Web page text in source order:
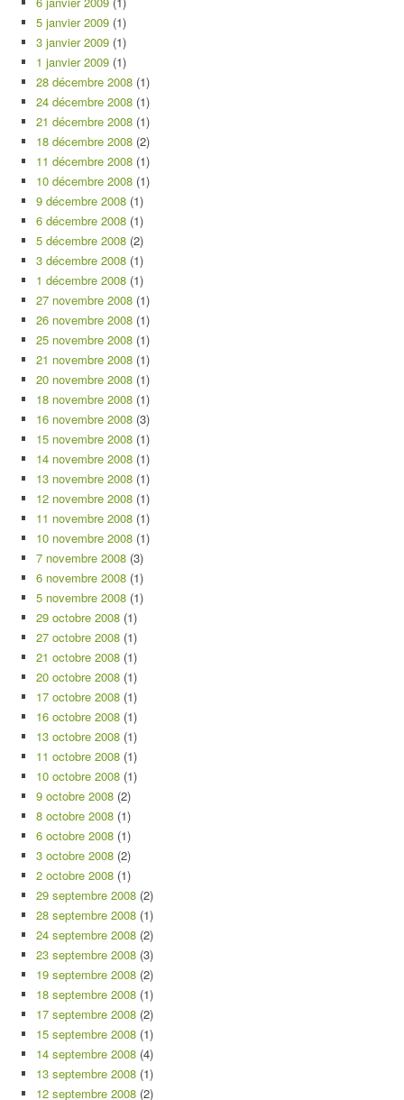
5 janvier 2009 (1)
3 janvier 2009 (1)
1 janvier 2009 (1)
28 décembre 2008 (1)
24 décembre 2008 (1)
21 décembre 2008 (1)
18 décembre 2008 (2)
11 décembre 2008 (1)
10 décembre 2008 (1)
9 décembre 2008 (1)
6 décembre 2008 (1)
5 décembre 2008 (2)
3 décembre 2008 (1)
1 décembre 2008 (1)
27 novembre 2008 (1)
26 novembre 2008 (1)
25 novembre 2008 (1)
21 novembre 2008 (1)
20 novembre 2008 (1)
18 novembre 2008 (1)
16 novembre 2008 (3)
15 novembre 2008 (1)
14 novembre 2008 (1)
13 novembre 2008 (1)
12 novembre 2008 (1)
11 novembre 2008 (1)
10 novembre 2008 (1)
7 novembre 2008 (3)
6 novembre 2008 (1)
5 novembre 2008 (1)
29 octobre 2008 (1)
27 octobre 2008 (1)
21 octobre 2008 (1)
20 octobre 2008 (1)
17 octobre 2008 (1)
16 octobre 2008 (1)
13 octobre 2008 (1)
11 octobre 2008 (1)
10 octobre 2008 (1)
9 octobre 2008 (2)
8 octobre 2008 (1)
6 octobre 2008 (1)
3 octobre 2008 (2)
2 octobre 2008 (1)
29 septembre 2008 (2)
28 septembre 2008 (1)
24 septembre 2008 (2)
23 septembre 2008 (3)
19 septembre 2008 (2)
18 septembre 2008 (1)
17 septembre 2008 (2)
15 septembre 2008 (1)
14 septembre 2008 (4)
13 septembre 2008 (1)
12 septembre 2008 (2)